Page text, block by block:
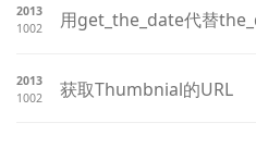
2013
1002
用get_the_date代替
2013
1002
获取Thumbnial的URL